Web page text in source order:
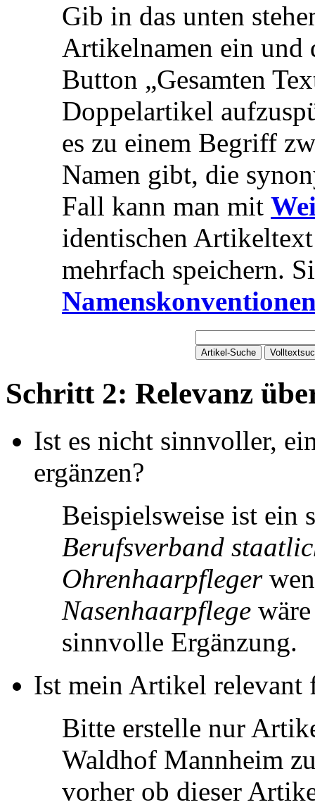
Gib in das unten
Artikelnamen ein und
Button „Gesamten
Doppelartikel
es zu einem Begriff
Namen gibt, die
Fall kann man mit
identischen
mehrfach speichern.
Schritt 2: Relevanz
Ist es nicht sinnvoller,
ergänzen?
Beispielsweise ist ein
Berufsverband
Ohrenhaarpfleger
Nasenhaarpflege
sinnvolle Ergänzung.
Ist mein Artikel
Bitte erstelle nur
Waldhof Mannheim
vorher ob dieser